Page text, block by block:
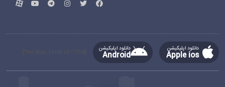
دانلود اپلیکیشن
Apple ios
دانلود اپلیکیشن
Android